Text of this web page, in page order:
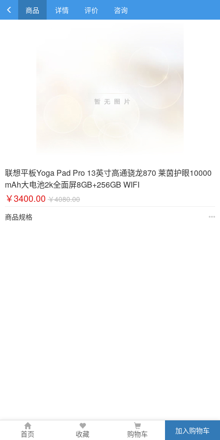
商品 详情 评价 咨询
联想平板Yoga Pad Pro 13英寸高通骁龙870 莱茵护眼10000
mAh大电池2k全面屏8GB+256GB WIFI
￥3400.00 ￥4080.00
商品规格
首页 收藏 购物车 加入购物车